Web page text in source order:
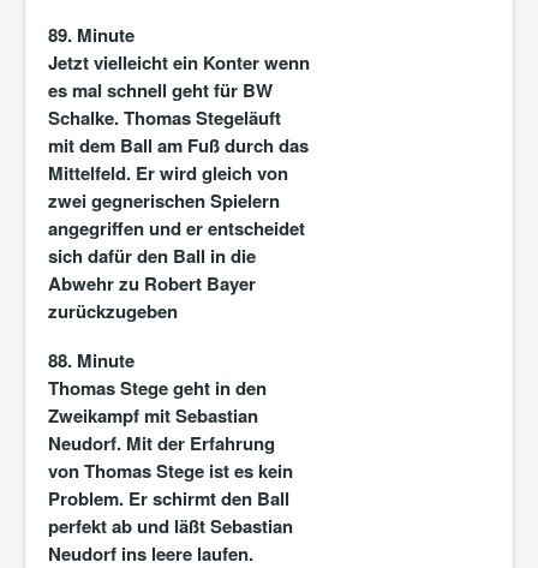
89. Minute
Jetzt vielleicht ein Konter wenn
es mal schnell geht für BW
Schalke. Thomas Stegeläuft
mit dem Ball am Fuß durch das
Mittelfeld. Er wird gleich von
zwei gegnerischen Spielern
angegriffen und er entscheidet
sich dafür den Ball in die
Abwehr zu Robert Bayer
zurückzugeben
88. Minute
Thomas Stege geht in den
Zweikampf mit Sebastian
Neudorf. Mit der Erfahrung
von Thomas Stege ist es kein
Problem. Er schirmt den Ball
perfekt ab und läßt Sebastian
Neudorf ins leere laufen.